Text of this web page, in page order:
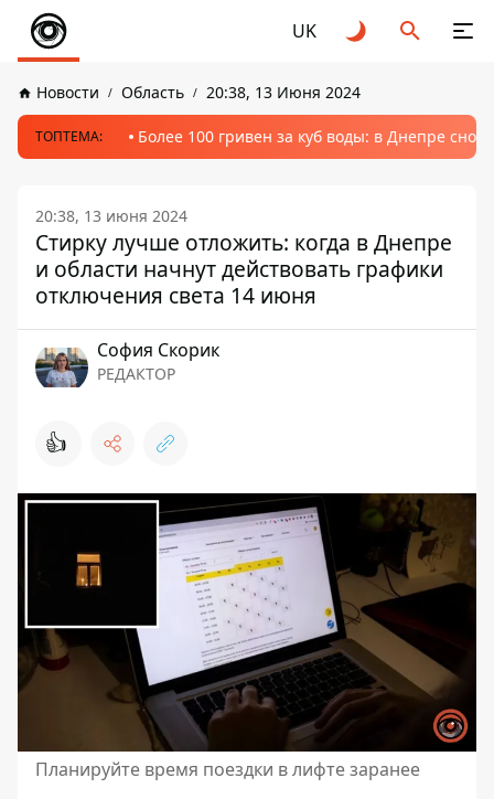
UK
Новости Область 20:38, 13 Июня 2024
ТОПТЕМА: Более 100 гривен за куб воды: в Днепре
20:38, 13 июня 2024
Стирку лучше отложить: когда в Днепре
и области начнут действовать графики
отключения света 14 июня
София Скорик
РЕДАКТОР
👍
Планируйте время поездки в лифте заранее